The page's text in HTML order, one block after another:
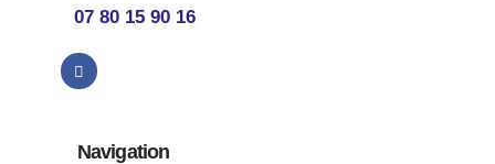
07 80 15 90 16
Navigation